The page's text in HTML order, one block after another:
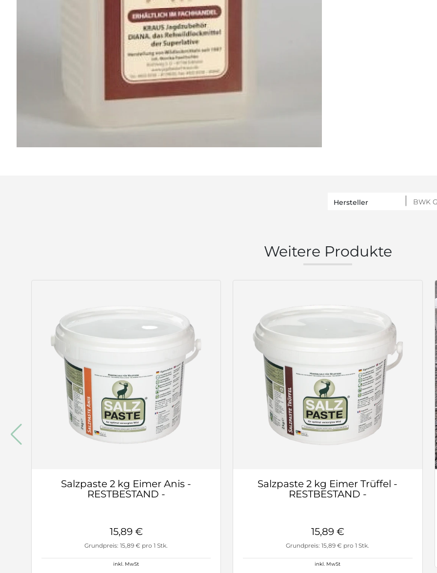
Hersteller BWK
Weitere Produkte
Salzpaste 2 kg Eimer Anis -
RESTBESTAND -
15,89 €
Grundpreis: 15,89 € pro 1 Stk.
inkl. MwSt
Salzpaste 2 kg Eimer Trüffel -
RESTBESTAND -
15,89 €
Grundpreis: 15,89 € pro 1 Stk.
inkl. MwSt